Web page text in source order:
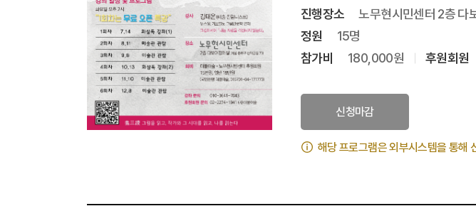
진행장소
노무현시민센터 2층 다
정원
15명
참가비
180,000원 후원회원
신청마감
해당 프로그램은 외부시스템을 통해